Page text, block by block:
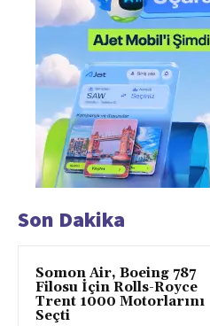
Son Dakika
Somon Air, Boeing 787
Filosu İçin Rolls-Royce
Trent 1000 Motorlarını
Seçti